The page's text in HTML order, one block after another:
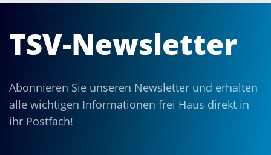
TSV-Newsletter
Abonnieren Sie unseren Newsletter und erhalten
alle wichtigen Informationen frei Haus direkt in
ihr Postfach!